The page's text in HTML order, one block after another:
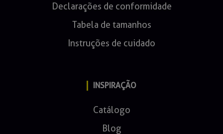
Declarações de conformidade
Tabela de tamanhos
Instruções de cuidado
INSPIRAÇÃO
Catálogo
Blog